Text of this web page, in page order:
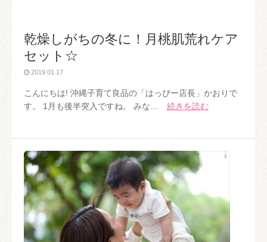
乾燥しがちの冬に！月桃肌荒れケア
セット☆
2019.01.17
こんにちは! 沖縄子育て良品の「はっぴー店長」かおりで
す。 1月も後半突入ですね。 みな… 続きを読む